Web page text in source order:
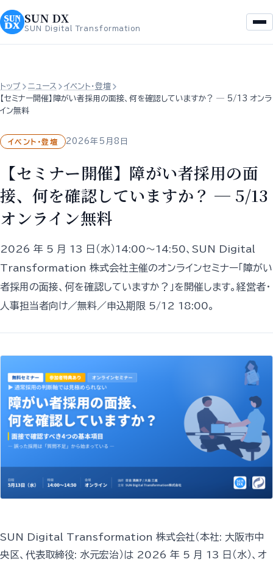
を
ス
キ
へ
ス
キ
SUN DX
SUN Digital Transformation
トップ ニュース
イベント・登壇
【セミナー開催】障がい者採用の面接、何を確認していますか？ ─ 5/13 オンラ
イン無料
イベント・登壇 2026年5月8日
【セミナー開催】障がい者採用の面
接、何を確認していますか？ ─ 5/13
オンライン無料
2026 年 5 月 13 日（水）14:00〜14:50、SUN Digital
Transformation 株式会社主催のオンラインセミナー「障がい
者採用の面接、何を確認していますか？」を開催します。経営者・
人事担当者向け／無料／申込期限 5/12 18:00。
SUN Digital Transformation 株式会社（本社: 大阪市中
央区、代表取締役: 水元宏治）は 2026 年 5 月 13 日（水）、オ